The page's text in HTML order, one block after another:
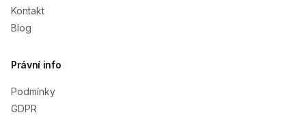
Kontakt
Blog
Právní info
Podmínky
GDPR